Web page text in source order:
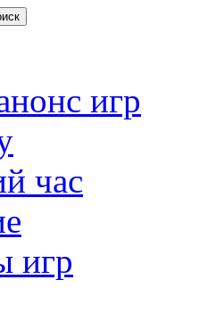
игр
час
игр